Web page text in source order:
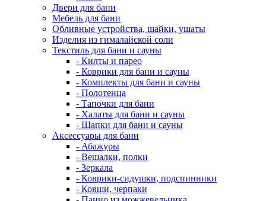
Двери для бани
Мебель для бани
Обливные устройства, шайки, ушаты
Изделия из гималайской соли
Текстиль для бани и сауны
- Килты и парео
- Коврики для бани и сауны
- Комплекты для бани и сауны
- Полотенца
- Тапочки для бани
- Халаты для бани и сауны
- Шапки для бани и сауны
Аксессуары для бани
- Абажуры
- Вешалки, полки
- Зеркала
- Коврики-сидушки, подспинники
- Ковши, черпаки